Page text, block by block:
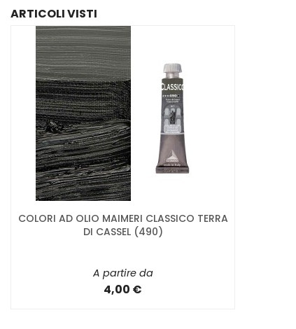
ARTICOLI VISTI
COLORI AD OLIO MAIMERI CLASSICO TERRA
DI CASSEL (490)
A partire da
4,00 €